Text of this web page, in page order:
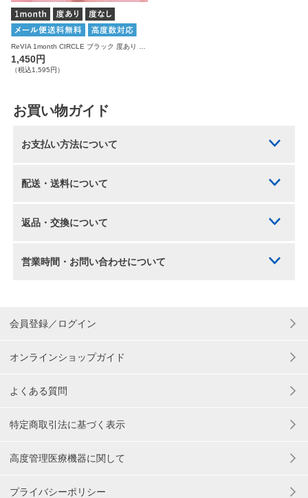
1,450円
（税込1,595円）
お買い物ガイド
お支払い方法について
配送・送料について
返品・交換について
営業時間・お問い合わせについて
会員登録／ログイン
オンラインショップガイド
よくある質問
特定商取引法に基づく表示
高度管理医療機器に関して
プライバシーポリシー